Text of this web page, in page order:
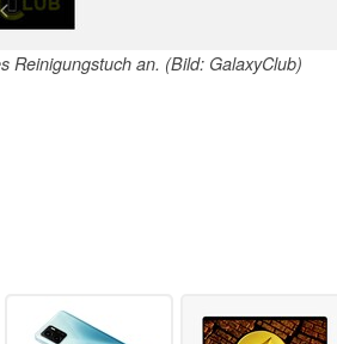
Reinigungstuch an. (Bild: GalaxyClub)